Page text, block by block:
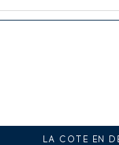
LA COTE EN